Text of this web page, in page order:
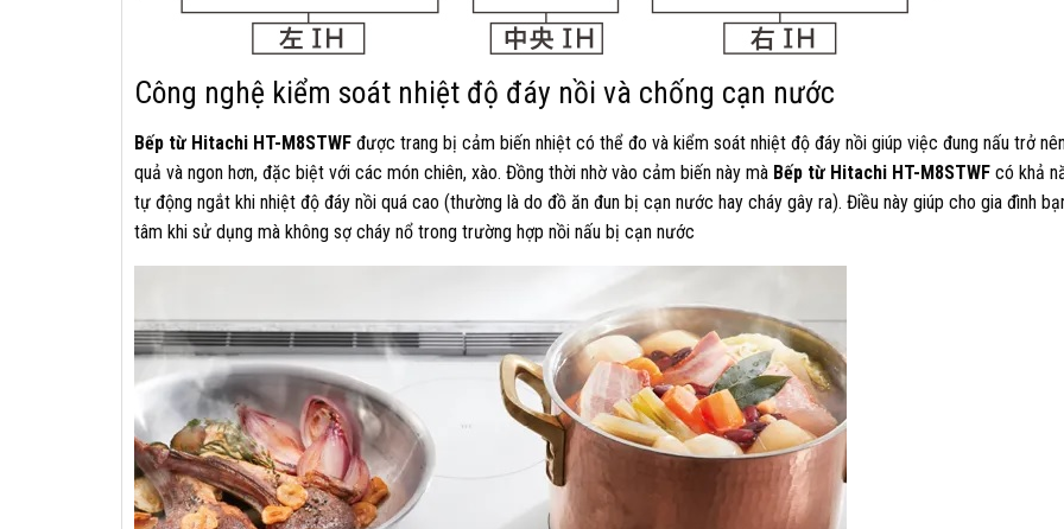
Công nghệ kiểm soát nhiệt độ đáy nồi và chống cạn nước
Bếp từ Hitachi HT-M8STWF được trang bị cảm biến nhiệt có thể đo và kiểm soát nhiệt độ đáy nồi giúp việc đung nấu trở
quả và ngon hơn, đặc biệt với các món chiên, xào. Đồng thời nhờ vào cảm biến này mà Bếp từ Hitachi HT-M8STWF có khả
tự động ngắt khi nhiệt độ đáy nồi quá cao (thường là do đồ ăn đun bị cạn nước hay cháy gây ra). Điều này giúp cho gia đình
tâm khi sử dụng mà không sợ cháy nổ trong trường hợp nồi nấu bị cạn nước